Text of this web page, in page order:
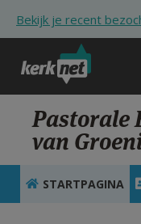
Bekijk je recent
KERK
Pastorale
van
STARTPAGINA